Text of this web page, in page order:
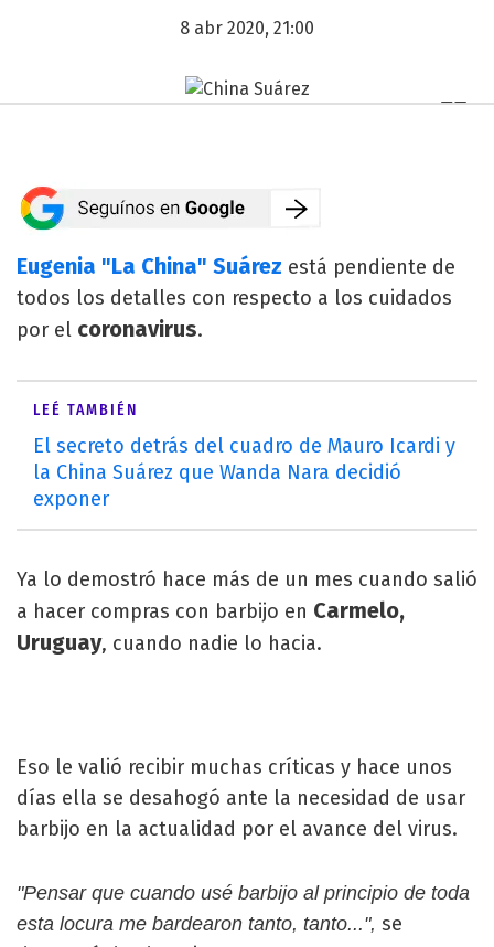
8 abr 2020, 21:00
Eugenia "La China" Suárez está pendiente de
todos los detalles con respecto a los cuidados
por el coronavirus.
LEÉ TAMBIÉN
El secreto detrás del cuadro de Mauro Icardi y
la China Suárez que Wanda Nara decidió
exponer
Ya lo demostró hace más de un mes cuando salió
a hacer compras con barbijo en Carmelo,
Uruguay, cuando nadie lo hacia.
Eso le valió recibir muchas críticas y hace unos
días ella se desahogó ante la necesidad de usar
barbijo en la actualidad por el avance del virus.
"Pensar que cuando usé barbijo al principio de toda
esta locura me bardearon tanto, tanto...", se